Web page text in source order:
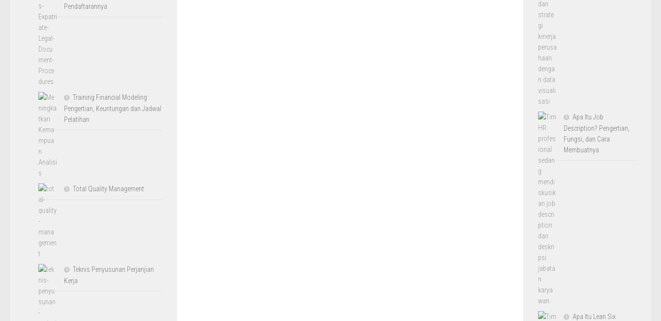
Pendaftarannya
Training Financial Modeling :
Pengertian, Keuntungan dan Jadwal
Pelatihan
Total Quality Management
Teknis Penyusunan Perjanjian
Kerja
Apa Itu Job
Description? Pengertian,
Fungsi, dan Cara
Membuatnya
Apa Itu Lean Six